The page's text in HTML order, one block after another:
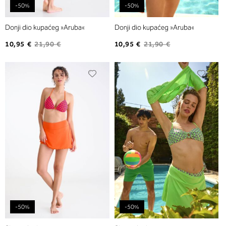
-50%
Donji dio kupaćeg »Aruba«
10,95 € 21,90 €
-50%
Donji dio kupaćeg »Aruba«
10,95 € 21,90 €
-50%
Dodajte
-50%
na
listu
želja